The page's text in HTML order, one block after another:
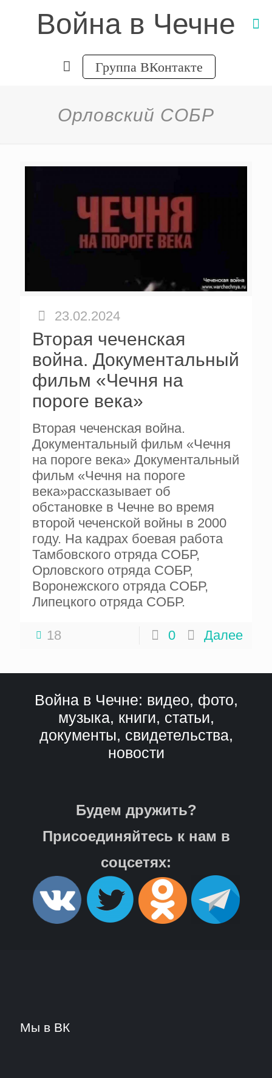
Война в Чечне
Группа ВКонтакте
Орловский СОБР
23.02.2024
Вторая чеченская
война. Документальный
фильм «Чечня на
пороге века»
Вторая чеченская война.
Документальный фильм «Чечня
на пороге века» Документальный
фильм «Чечня на пороге
века»рассказывает об
обстановке в Чечне во время
второй чеченской войны в 2000
году. На кадрах боевая работа
Тамбовского отряда СОБР,
Орловского отряда СОБР,
Воронежского отряда СОБР,
Липецкого отряда СОБР.
18 0 Далее
Война в Чечне: видео, фото,
музыка, книги, статьи,
документы, свидетельства,
новости
Будем дружить?
Присоединяйтесь к нам в
соцсетях:
Мы в ВК